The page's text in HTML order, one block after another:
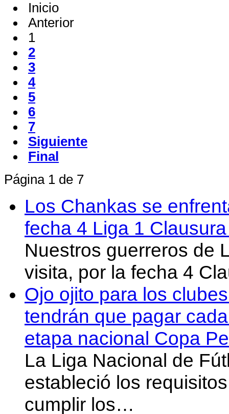
Inicio
Anterior
1
2
3
4
5
6
7
Siguiente
Final
Página 1 de 7
Los Chankas se
fecha 4 Liga 1
Nuestros guerreros de
visita, por la fecha 4
Ojo ojito para los
tendrán que pagar
etapa nacional Copa
La Liga Nacional de
estableció los
cumplir los…